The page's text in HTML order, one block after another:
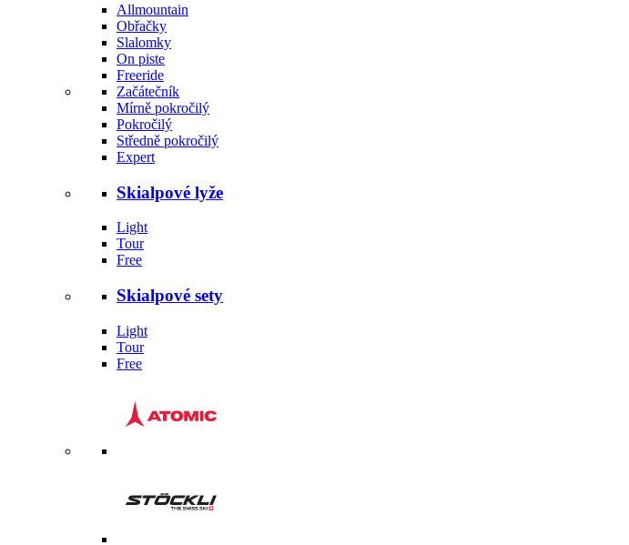
Allmountain
Obřačky
Slalomky
On piste
Freeride
Začátečník
Mírně pokročilý
Pokročilý
Středně pokročilý
Expert
Skialpové lyže
Light
Tour
Free
Skialpové sety
Light
Tour
Free